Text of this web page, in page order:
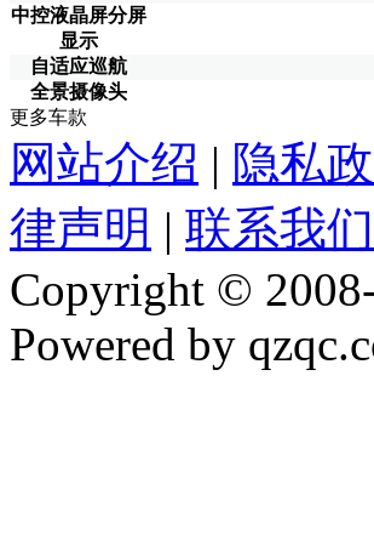
中控液晶屏分屏
显示
自适应巡航
全景摄像头
更多车款
网站介绍 | 隐私
律声明 | 联系我们
Copyright ©
Powered by